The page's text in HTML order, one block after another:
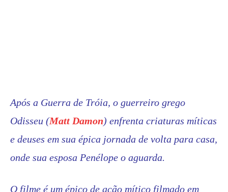
Após a Guerra de Tróia, o guerreiro grego
Odisseu (Matt Damon) enfrenta criaturas míticas
e deuses em sua épica jornada de volta para casa,
onde sua esposa Penélope o aguarda.
O filme é um épico de ação mítico filmado em